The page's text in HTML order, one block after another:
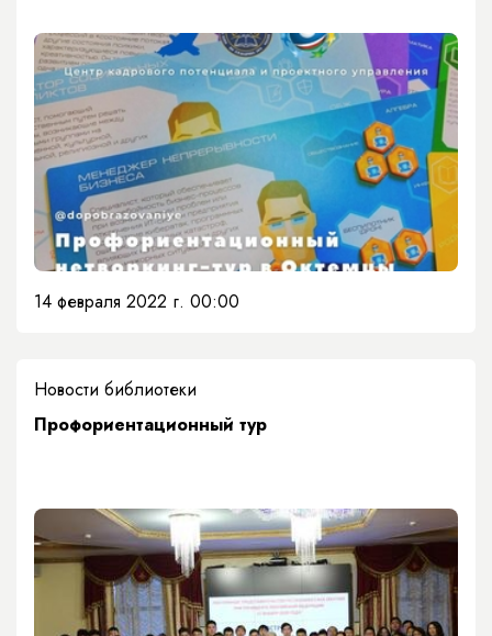
14 февраля 2022 г. 00:00
Новости библиотеки
Профориентационный тур